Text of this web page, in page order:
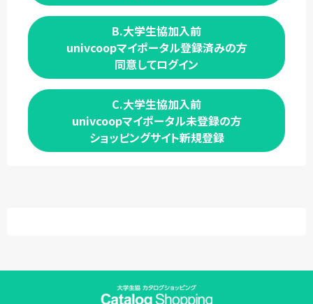
B.大学生協加入前
univcoopマイポータル登録済みの方
同意してログイン
C.大学生協加入前
univcoopマイポータル未登録の方
ショッピングサイト新規登録